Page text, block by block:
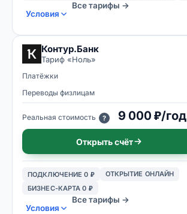
Условия
Все тарифы →
Контур.Банк
Тариф «Ноль»
Платёжки
Переводы физлицам
Реальная стоимость ? 9 000 ₽/год
Открыть счёт
ПОДКЛЮЧЕНИЕ 0 ₽
ОТКРЫТИЕ ОНЛАЙН
БИЗНЕС-КАРТА 0 ₽
Условия
Все тарифы →